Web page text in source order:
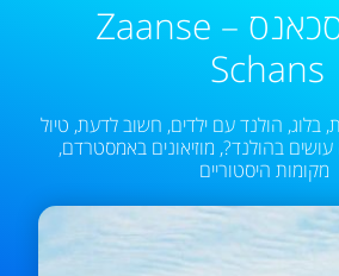
זאנסה סכאנס – Zaanse
Schans
,בלוג, הולנד עם ילדים, חשוב לדעת, טיול
בהולנד?, מוזיאונים באמסטרדם,
מקומות היסטוריים